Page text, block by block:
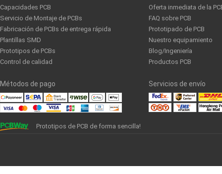
Capacidades PCB
Servicio de Montaje de PCBs
Fabricación de PCBs de entrega rápida
Plantillas SMD
Prototipos de PCBs
Control de calidad
Oferta inmediata de la
FAQ sobre PCB
Prototipado de PCB
Nuestro equipamiento
Blog/Ingeniería
Productos PCB
Métodos de pago Servicios de envío
Prototipos de PCB de forma sencilla!